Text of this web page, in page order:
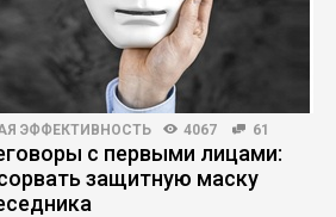
ЭФФЕКТИВНОСТЬ 4067 61
с первыми лицами:
защитную маску